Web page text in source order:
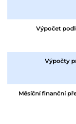
Výpočet
Výpočty
Měsíční finanční